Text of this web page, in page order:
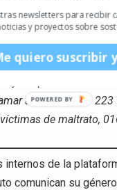
anfitrionas les ha
a MUM al 601
de maltrato,
internos de la
comunican su
newsletters para recibir
y proyectos sobre
quiero suscribir